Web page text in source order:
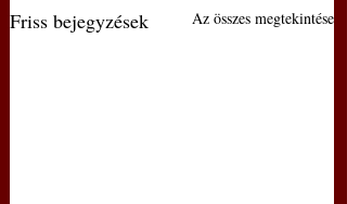
Friss bejegyzések Az összes megtekintése